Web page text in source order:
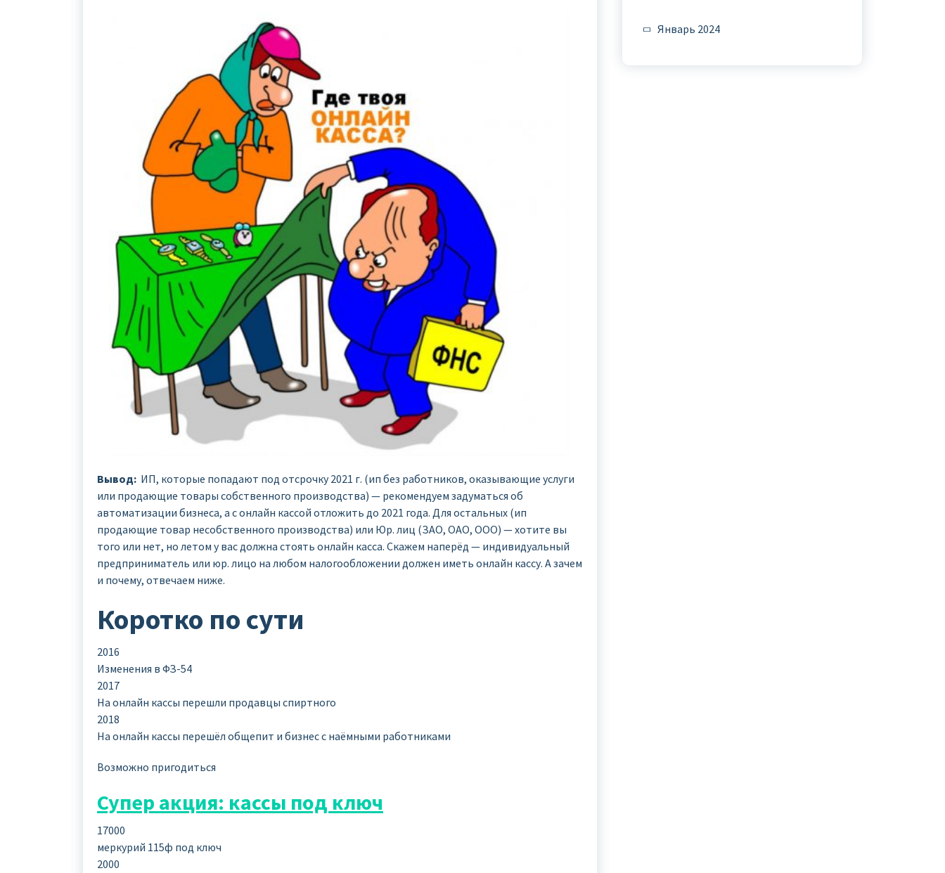
Вывод: ИП, которые попадают под отсрочку 2021 г. (ип без работников, оказывающие услуги
или продающие товары собственного производства) — рекомендуем задуматься об
автоматизации бизнеса, а с онлайн кассой отложить до 2021 года. Для остальных (ип
продающие товар несобственного производства) или Юр. лиц (ЗАО, ОАО, ООО) — хотите вы
того или нет, но летом у вас должна стоять онлайн касса. Скажем наперёд — индивидуальный
предприниматель или юр. лицо на любом налогообложении должен иметь онлайн кассу. А зачем
и почему, отвечаем ниже.
Коротко по сути
2016
Изменения в ФЗ-54
2017
На онлайн кассы перешли продавцы спиртного
2018
На онлайн кассы перешёл общепит и бизнес с наёмными работниками
Возможно пригодиться
Супер акция: кассы под ключ
17000
меркурий 115ф под ключ
2000
Январь 2024